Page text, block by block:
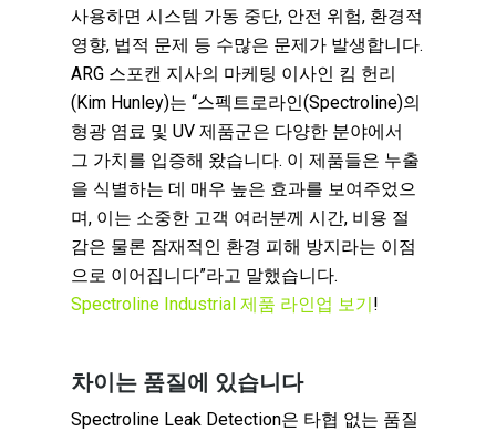
사용하면 시스템 가동 중단, 안전 위험, 환경적
영향, 법적 문제 등 수많은 문제가 발생합니다.
ARG 스포캔 지사의 마케팅 이사인 킴 헌리
(Kim Hunley)는 “스펙트로라인(Spectroline)의
형광 염료 및 UV 제품군은 다양한 분야에서
그 가치를 입증해 왔습니다. 이 제품들은 누출
을 식별하는 데 매우 높은 효과를 보여주었으
며, 이는 소중한 고객 여러분께 시간, 비용 절
감은 물론 잠재적인 환경 피해 방지라는 이점
으로 이어집니다”라고 말했습니다.
Spectroline Industrial 제품 라인업 보기 !
차이는 품질에 있습니다
Spectroline Leak Detection은 타협 없는 품질